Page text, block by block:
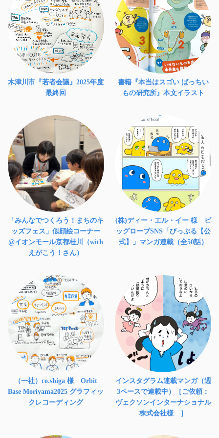
木津川市『若者会議』2025年度
最終回
書籍『本当はスゴい ばっちい
もの研究所』本文イラスト
「みんなでつくろう！まちのキ
ッズフェス」似顔絵コーナー
@イオンモール京都桂川（with
えがこう！さん）
(株)ディー・エル・イー 様 ビ
ッグローブSNS「びっぷる【公
式】」マンガ連載（全50話）
（一社）co.shiga 様 Orbit
Base Moriyama2025 グラフィッ
クレコーディング
インスタグラム連載マンガ（週
3ペースで連載中）［ご依頼：
ヴェクソンインターナショナル
株式会社様 ］